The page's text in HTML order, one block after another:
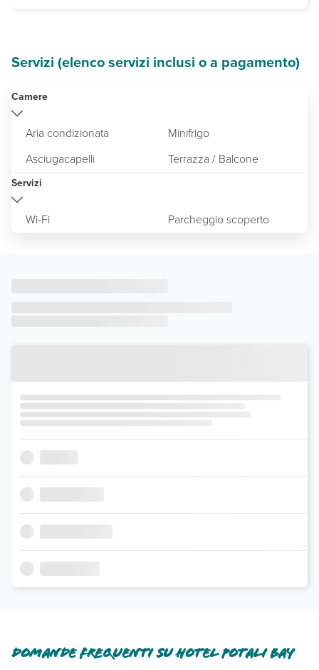
Servizi (elenco servizi inclusi o a pagamento)
Camere
Aria condizionata
Minifrigo
Asciugacapelli
Terrazza / Balcone
Servizi
Wi-Fi Parcheggio scoperto
Domande frequenti su Hotel Potali Bay